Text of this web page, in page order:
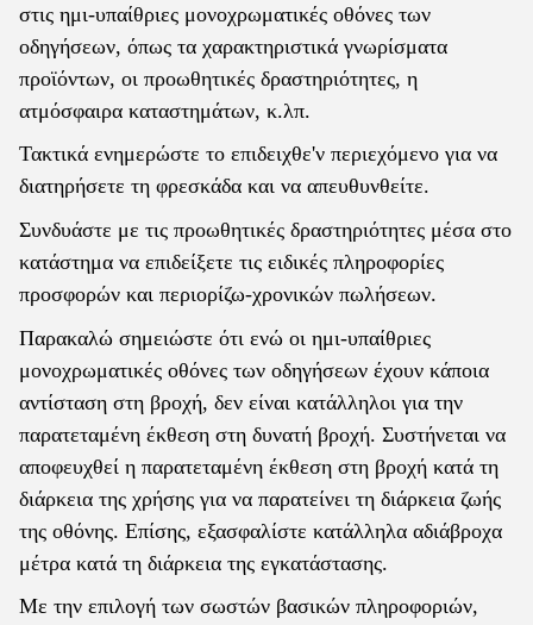
στις ημι-υπαίθριες μονοχρωματικές οθόνες των
οδηγήσεων, όπως τα χαρακτηριστικά γνωρίσματα
προϊόντων, οι προωθητικές δραστηριότητες, η
ατμόσφαιρα καταστημάτων, κ.λπ.
Τακτικά ενημερώστε το επιδειχθε'ν περιεχόμενο για να
διατηρήσετε τη φρεσκάδα και να απευθυνθείτε.
Συνδυάστε με τις προωθητικές δραστηριότητες μέσα στο
κατάστημα να επιδείξετε τις ειδικές πληροφορίες
προσφορών και περιορίζω-χρονικών πωλήσεων.
Παρακαλώ σημειώστε ότι ενώ οι ημι-υπαίθριες
μονοχρωματικές οθόνες των οδηγήσεων έχουν κάποια
αντίσταση στη βροχή, δεν είναι κατάλληλοι για την
παρατεταμένη έκθεση στη δυνατή βροχή. Συστήνεται να
αποφευχθεί η παρατεταμένη έκθεση στη βροχή κατά τη
διάρκεια της χρήσης για να παρατείνει τη διάρκεια ζωής
της οθόνης. Επίσης, εξασφαλίστε κατάλληλα αδιάβροχα
μέτρα κατά τη διάρκεια της εγκατάστασης.
Με την επιλογή των σωστών βασικών πληροφοριών,